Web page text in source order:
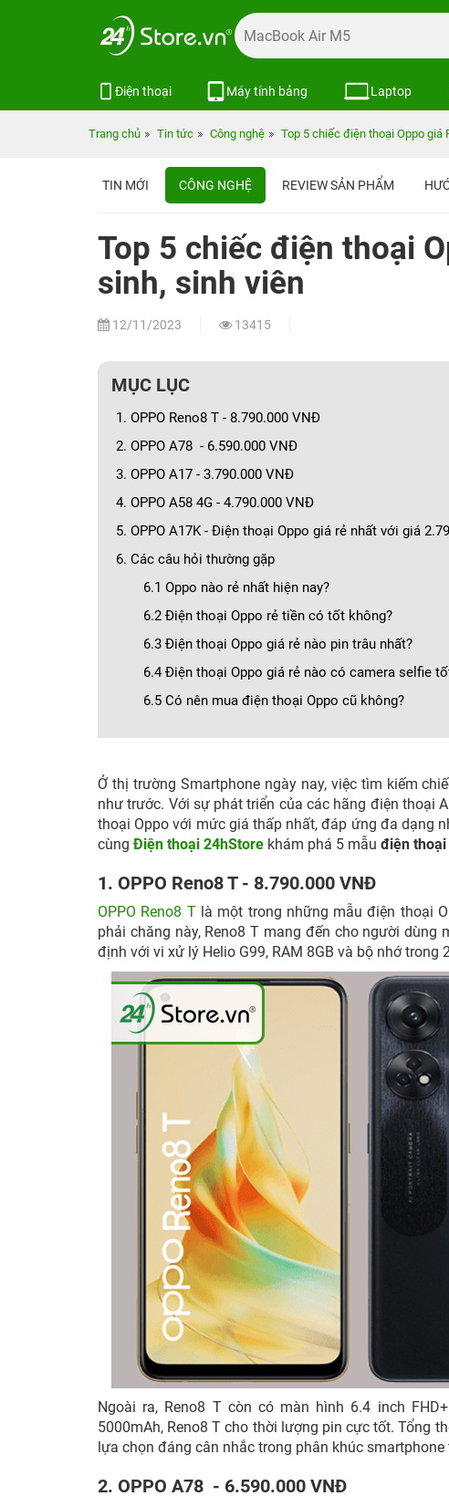
Điện thoại Máy tính bảng Laptop
Trang chủ Tin tức Công nghệ Top 5 chiếc điện thoại Oppo giá
TIN MỚI CÔNG NGHỆ REVIEW SẢN PHẨM
Top 5 chiếc điện thoại
sinh, sinh viên
12/11/2023 13415
MỤC LỤC
1. OPPO Reno8 T - 8.790.000 VNĐ
2. OPPO A78 - 6.590.000 VNĐ
3. OPPO A17 - 3.790.000 VNĐ
4. OPPO A58 4G - 4.790.000 VNĐ
5. OPPO A17K - Điện thoại Oppo giá rẻ nhất với giá
6. Các câu hỏi thường gặp
6.1 Oppo nào rẻ nhất hiện nay?
6.2 Điện thoại Oppo rẻ tiền có tốt không?
6.3 Điện thoại Oppo giá rẻ nào pin trâu nhất?
6.4 Điện thoại Oppo giá rẻ nào có camera selfie
6.5 Có nên mua điện thoại Oppo cũ không?
Ở thị trường Smartphone ngày nay, việc tìm kiếm
như trước. Với sự phát triển của các hãng điện thoại
thoại Oppo với mức giá thấp nhất, đáp ứng đa dạng
cùngĐiện thoại 24hStore khám phá 5 mẫu điện thoại
1. OPPO Reno8 T - 8.790.000 VNĐ
OPPO Reno8 Tlà một trong những mẫu điện thoại
phải chăng này, Reno8 T mang đến cho người
định với vi xử lý Helio G99, RAM 8GB và bộ nhớ trong
Ngoài ra, Reno8 T còn có màn hình 6.4 inch
5000mAh, Reno8 T cho thời lượng pin cực tốt. Tổng
lựa chọn đáng cân nhắc trong phân khúc smartphone
2. OPPO A78 - 6.590.000 VNĐ